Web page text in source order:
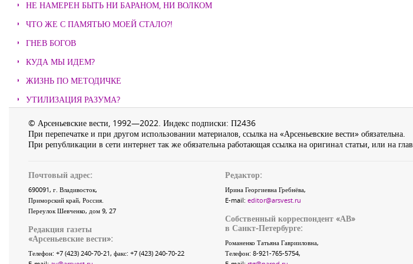
НЕ НАМЕРЕН БЫТЬ НИ БАРАНОМ, НИ ВОЛКОМ
ЧТО ЖЕ С ПАМЯТЬЮ МОЕЙ СТАЛО?!
ГНЕВ БОГОВ
КУДА МЫ ИДЕМ?
ЖИЗНЬ ПО МЕТОДИЧКЕ
УТИЛИЗАЦИЯ РАЗУМА?
© Арсеньевские вести, 1992—2022. Индекс подписки: П2436
При перепечатке и при другом использовании материалов, ссылка на «Арсеньевские вести» обязательна.
При републикации в сети интернет так же обязательна работающая ссылка на оригинал статьи, или на
Почтовый адрес:
690091, г. Владивосток,
Приморский край, Россия.
Переулок Шевченко, дом 9, 27
Редакция газеты
«Арсеньевские вести»:
Телефон: +7 (423) 240-70-21, факс: +7 (423) 240-70-22
Редактор:
Ирина Георгиевна Гребнёва,
E-mail: editor@arsvest.ru
Собственный корреспондент «АВ»
в Санкт-Петербурге:
Романенко Татьяна Гаврииловна,
Телефон: 8-921-765-5754,